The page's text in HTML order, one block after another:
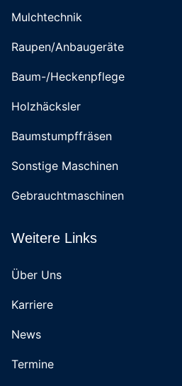
Mulchtechnik
Raupen/Anbaugeräte
Baum-/Heckenpflege
Holzhäcksler
Baumstumpffräsen
Sonstige Maschinen
Gebrauchtmaschinen
Weitere Links
Über Uns
Karriere
News
Termine